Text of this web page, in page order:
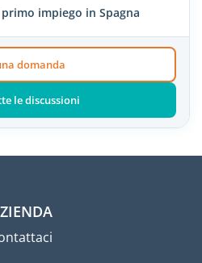
impiego in Spagna
domanda
le discussioni